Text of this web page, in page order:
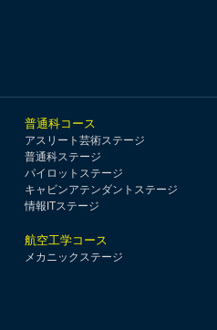
普通科コース
アスリート芸術ステージ
普通科ステージ
パイロットステージ
キャビンアテンダントステージ
情報ITステージ
航空工学コース
メカニックステージ